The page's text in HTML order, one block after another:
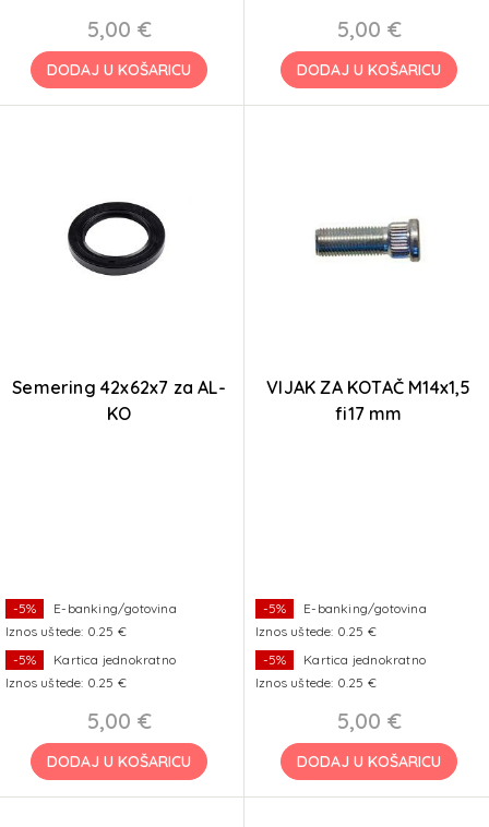
5,00 €
DODAJ U KOŠARICU
5,00 €
DODAJ U KOŠARICU
Semering 42x62x7 za AL-
KO
-5%
E-banking/gotovina
Iznos uštede: 0.25 €
-5%
Kartica jednokratno
Iznos uštede: 0.25 €
5,00 €
DODAJ U KOŠARICU
VIJAK ZA KOTAČ M14x1,5
fi17 mm
-5%
E-banking/gotovina
Iznos uštede: 0.25 €
-5%
Kartica jednokratno
Iznos uštede: 0.25 €
5,00 €
DODAJ U KOŠARICU